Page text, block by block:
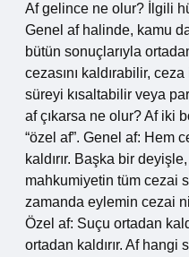
Af gelince ne olur? İlgili
Genel af halinde, kamu
bütün sonuçlarıyla
cezasını kaldırabilir,
süreyi kısaltabilir veya
af çıkarsa ne olur? Af iki
“özel af”. Genel af: Hem
kaldırır. Başka bir
mahkumiyetin tüm cezai
zamanda eylemin cezai
Özel af: Suçu ortadan
ortadan kaldırır. Af hangi